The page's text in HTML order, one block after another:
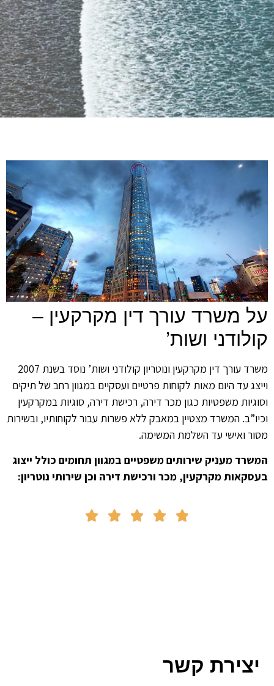
על משרד עורך דין מקרקעין –
קולודני ושות’
משרד עורך דין מקרקעין ונוטריון קולודני ושות’ נוסד בשנת 2007
וייצג עד היום מאות לקוחות פרטיים ועסקיים במגוון רחב של תיקים
וסוגיות משפטיות כגון מכר דירה, רכישת דירה, סוגיות במקרקעין
וכיו”ב. המשרד מצטיין במאבק ללא פשרות עבור לקוחותיו, ובשירות
מסור ואישי עד השלמת המשימה.
המשרד מעניק שירותים משפטיים במגוון תחומים כולל ייצוג
בעסקאות מקרקעין, מכר ורכישת דירה וכן שירותי נוטריון:





יצירת קשר